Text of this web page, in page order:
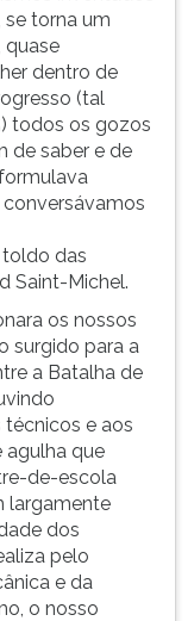
se torna um
quase
dentro de
(tal
todos os gozos
de saber e de
das
Saint-Michel.
os nossos
surgido para a
a Batalha de
e aos
agulha que
de-escola
largamente
dos
pelo
e da
o nosso